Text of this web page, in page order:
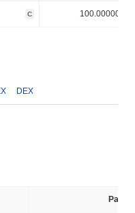
C 100.000000%
DEX
Par